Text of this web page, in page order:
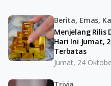
Berita, Emas,
Menjelang Rilis
Hari Ini Jumat,
Terbatas
Jumat, 24